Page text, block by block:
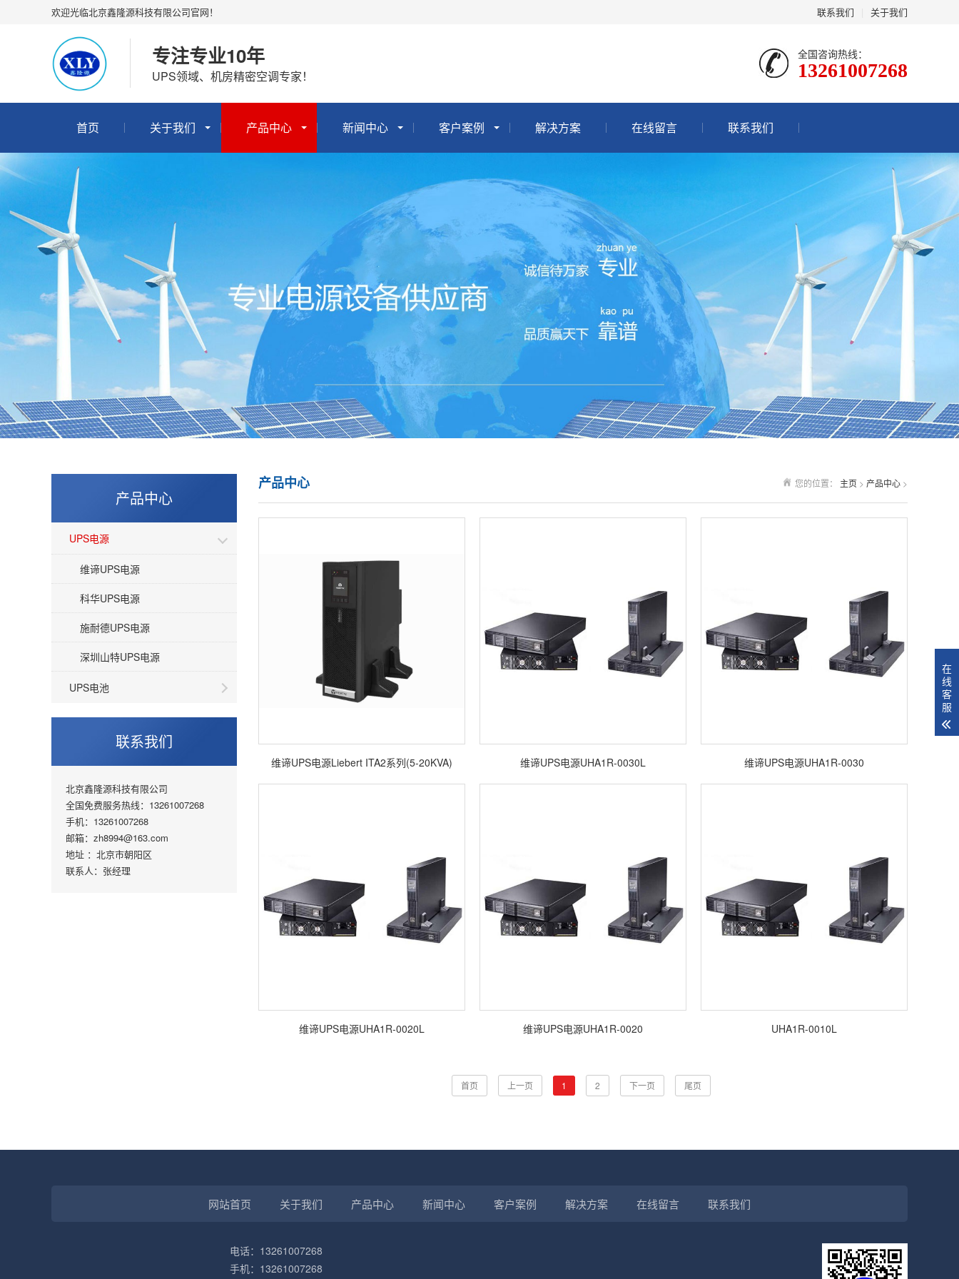
联系我们 关于我们
欢迎光临北京鑫隆源科技有限公司官网！
专注专业10年
UPS领域、机房精密空调专家！
全国咨询热线：
13261007268
首页 关于我们 产品中心 新闻中心 客户案例 解决方案 在线留言 联系我们
产品中心
UPS电源
维谛UPS电源
科华UPS电源
施耐德UPS电源
深圳山特UPS电源
UPS电池
联系我们
北京鑫隆源科技有限公司
全国免费服务热线：13261007268
手机：13261007268
邮箱：zh8994@163.com
地址 ：北京市朝阳区
联系人：张经理
您的位置： 主页 > 产品中心 >
产品中心
维谛UPS电源Liebert ITA2系列(5-20KVA) 维谛UPS电源UHA1R-0030L 维谛UPS电源UHA1R-0030
维谛UPS电源UHA1R-0020L 维谛UPS电源UHA1R-0020 UHA1R-0010L
首页 上一页 1 2 下一页 尾页
网站首页 关于我们 产品中心 新闻中心 客户案例 解决方案 在线留言 联系我们
电话：13261007268
手机：13261007268
在
线
客
服